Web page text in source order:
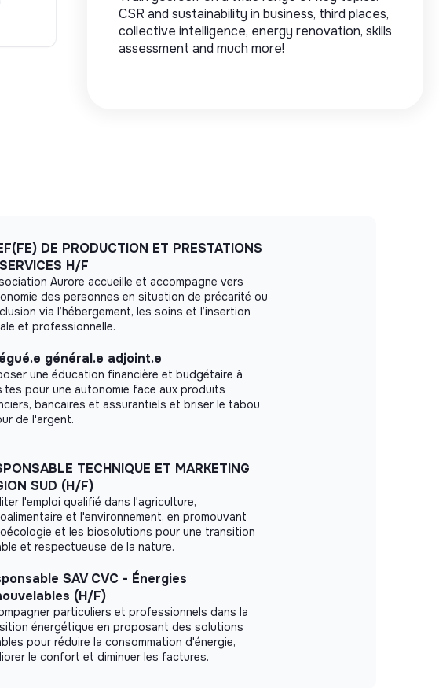
CSR and sustainability in business, third places,
collective intelligence, energy renovation, skills
assessment and much more!
DE PRODUCTION ET PRESTATIONS
H/F
Aurore accueille et accompagne vers
des personnes en situation de précarité ou
via l’hébergement, les soins et l’insertion
et professionnelle.
général.e adjoint.e
une éducation financière et budgétaire à
pour une autonomie face aux produits
bancaires et assurantiels et briser le tabou
de l'argent.
TECHNIQUE ET MARKETING
SUD (H/F)
l'emploi qualifié dans l'agriculture,
et l'environnement, en promouvant
et les biosolutions pour une transition
et respectueuse de la nature.
SAV CVC - Énergies
(H/F)
particuliers et professionnels dans la
énergétique en proposant des solutions
pour réduire la consommation d'énergie,
le confort et diminuer les factures.